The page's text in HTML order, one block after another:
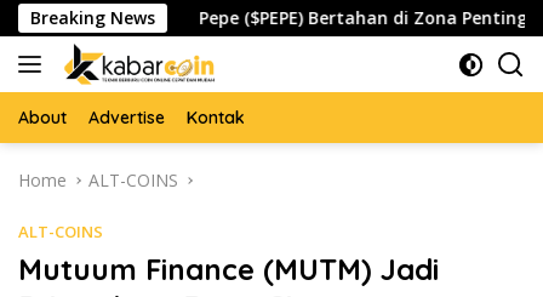
Skip
to
content
Breaking NewsPepe ($PEPE) Bertahan di Zona Penting, Akankah
About Advertise Kontak
Home ALT-COINS
ALT-COINS
Mutuum Finance (MUTM) Jadi